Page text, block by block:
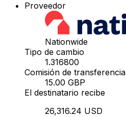
Proveedor
Nationwide
Tipo de cambio
1.316800
Comisión de transferencia
15.00 GBP
El destinatario recibe
26,316.24 USD